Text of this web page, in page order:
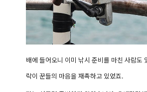
배에 들어오니 이미 낚시 준비를 마친 사람도
락이 꾼들의 마음을 재촉하고 있었죠.